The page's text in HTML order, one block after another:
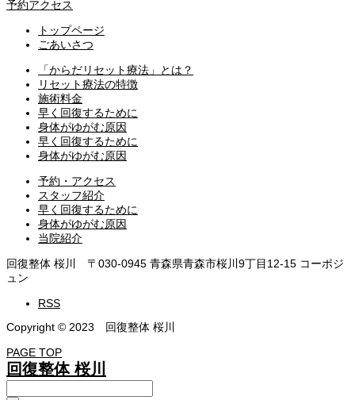
予約アクセス
トップページ
ごあいさつ
「からだリセット療法」とは？
リセット療法の特徴
施術料金
早く回復するために
身体がゆがむ原因
早く回復するために
身体がゆがむ原因
予約・アクセス
スタッフ紹介
早く回復するために
身体がゆがむ原因
当院紹介
回復整体 桜川 〒030-0945 青森県青森市桜川9丁目12-15 コーポジ
ュン
RSS
Copyright © 2023 回復整体 桜川
PAGE TOP
回復整体 桜川